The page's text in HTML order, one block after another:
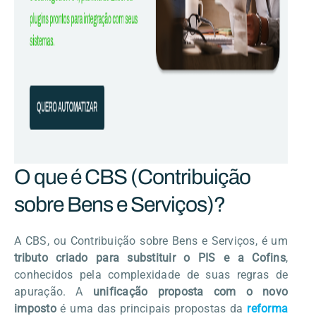
O que é CBS (Contribuição
sobre Bens e Serviços)?
A CBS, ou Contribuição sobre Bens e Serviços, é um
tributo criado para substituir o PIS e a Cofins,
conhecidos pela complexidade de suas regras de
apuração. A unificação proposta com o novo
impostoé uma das principais propostas da reforma